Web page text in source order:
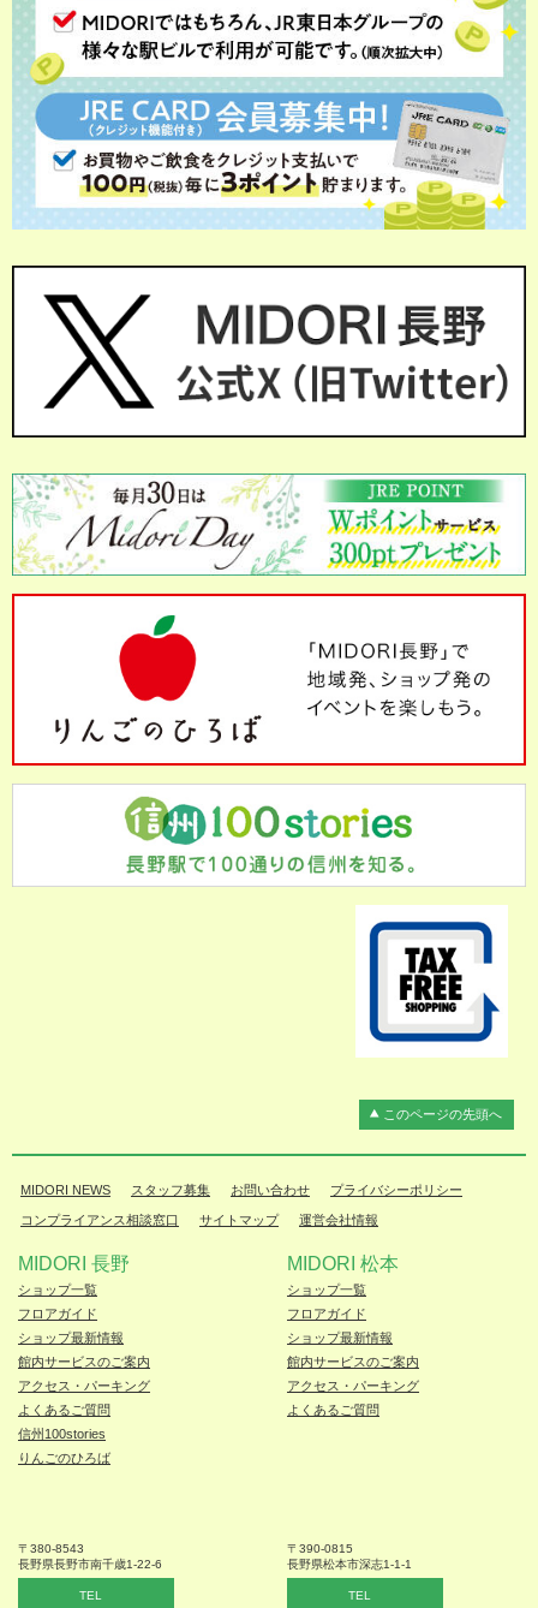
このページの先頭へ
MIDORI NEWS スタッフ募集 お問い合わせ プライバシーポリシー
コンプライアンス相談窓口 サイトマップ 運営会社情報
MIDORI 長野
ショップ一覧
フロアガイド
ショップ最新情報
館内サービスのご案内
アクセス・パーキング
よくあるご質問
信州100stories
りんごのひろば
〒380-8543
長野県長野市南千歳1-22-6
TEL
MIDORI 松本
ショップ一覧
フロアガイド
ショップ最新情報
館内サービスのご案内
アクセス・パーキング
よくあるご質問
〒390-0815
長野県松本市深志1-1-1
TEL